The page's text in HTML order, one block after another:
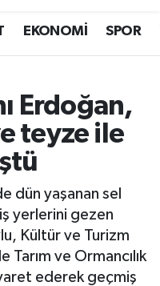
EKONOMİ SPOR
Erdoğan,
teyze ile
dün yaşanan sel
yerlerini gezen
Kültür ve Turizm
Tarım ve Ormancılık
ederek geçmiş